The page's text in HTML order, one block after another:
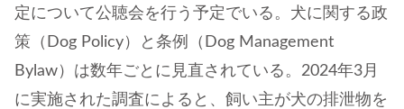
定について公聴会を行う予定でいる。犬に関する政
策（Dog Policy）と条例（Dog Management
Bylaw）は数年ごとに見直されている。2024年3月
に実施された調査によると、飼い主が犬の排泄物を